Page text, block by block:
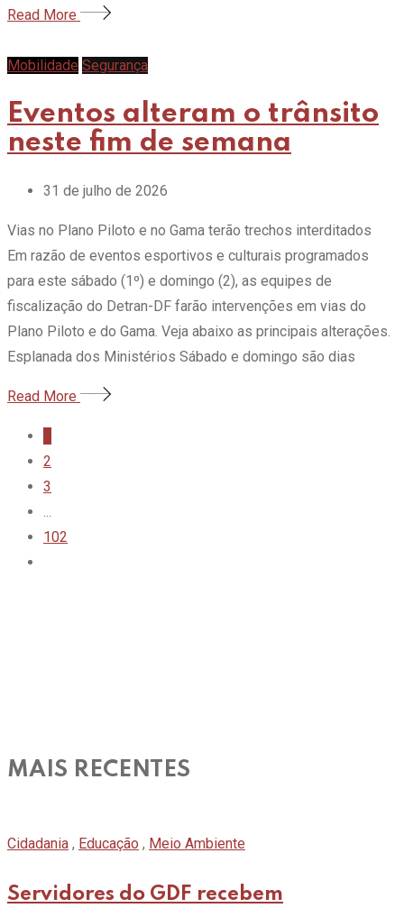
Read More
Mobilidade Segurança
Eventos alteram o trânsito
neste fim de semana
31 de julho de 2026
Vias no Plano Piloto e no Gama terão trechos interditados
Em razão de eventos esportivos e culturais programados
para este sábado (1º) e domingo (2), as equipes de
fiscalização do Detran-DF farão intervenções em vias do
Plano Piloto e do Gama. Veja abaixo as principais alterações.
Esplanada dos Ministérios Sábado e domingo são dias
Read More
2
3
...
102
MAIS RECENTES
Cidadania , Educação , Meio Ambiente
Servidores do GDF recebem